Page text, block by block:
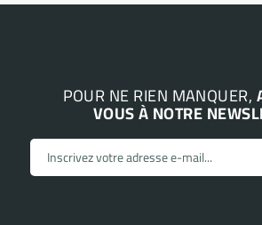
POUR NE RIEN MANQUER,
VOUS À NOTRE